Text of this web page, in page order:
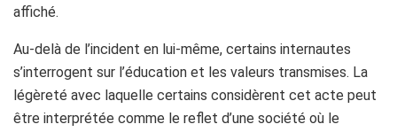
affiché.
Au-delà de l’incident en lui-même, certains internautes
s’interrogent sur l’éducation et les valeurs transmises. La
légèreté avec laquelle certains considèrent cet acte peut
être interprétée comme le reflet d’une société où le